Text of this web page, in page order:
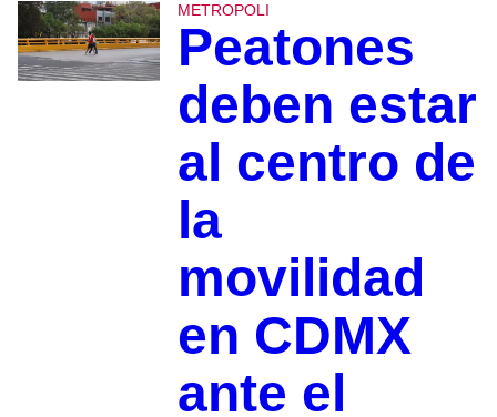
METROPOLI
Peatones
deben estar
al centro de
la
movilidad
en CDMX
ante el